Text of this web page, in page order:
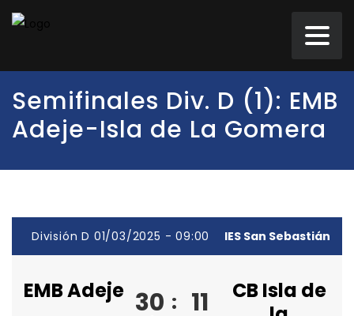
Semifinales Div. D (1): EMB
Adeje-Isla de La Gomera
División D 01/03/2025 - 09:00 IES San Sebastián
EMB Adeje 30 : 11
CB Isla de